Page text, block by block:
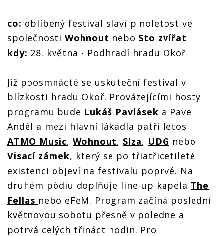
co: oblíbený festival slaví plnoletost ve
společnosti Wohnout nebo Sto zvířat
kdy: 28. května - Podhradí hradu Okoř
Již poosmnácté se uskuteční festival v
blízkosti hradu Okoř. Provázejícími hosty
programu bude Lukáš Pavlásek a Pavel
Anděl a mezi hlavní lákadla patří letos
ATMO Music, Wohnout, Slza, UDG nebo
Visací zámek, který se po třiatřicetileté
existenci objeví na festivalu poprvé. Na
druhém pódiu doplňuje line-up kapela The
Fellas nebo eFeM. Program začíná poslední
květnovou sobotu přesně v poledne a
potrvá celých třináct hodin. Pro